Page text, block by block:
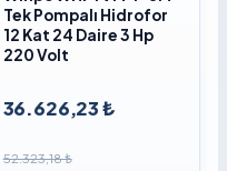
Tek Pompalı Hidrofor
12 Kat 24 Daire 3 Hp
220 Volt
36.626,23 ₺
52.323,18 ₺